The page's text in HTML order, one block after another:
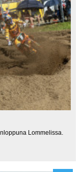
Lommelissa.